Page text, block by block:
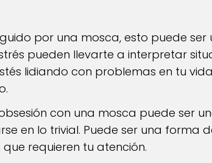
por una mosca, esto puede ser
pueden llevarte a interpretar
lidiando con problemas en tu
con una mosca puede ser
en lo trivial. Puede ser una forma
requieren tu atención.